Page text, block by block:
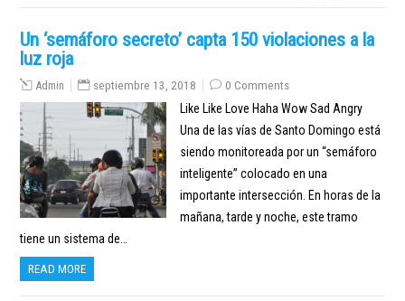
Un ‘semáforo secreto’ capta 150 violaciones a la
luz roja
Admin septiembre 13, 2018 0 Comments
Like Like Love Haha Wow Sad Angry
Una de las vías de Santo Domingo está
siendo monitoreada por un “semáforo
inteligente” colocado en una
importante intersección. En horas de la
mañana, tarde y noche, este tramo
tiene un sistema de…
READ MORE